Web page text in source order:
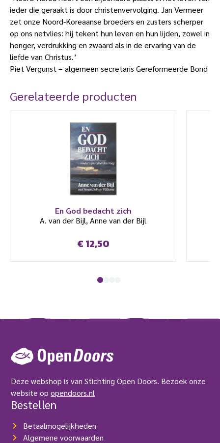
ieder die geraakt is door christenvervolging. Jan Vermeer
zet onze Noord-Koreaanse broeders en zusters scherper
op ons netvlies: hij tekent hun leven en hun lijden, zowel in
honger, verdrukking en zwaard als in de ervaring van de
liefde van Christus.’
Piet Vergunst – algemeen secretaris Gereformeerde Bond
Gerelateerde producten
En God bedacht zich
A. van der Bijl, Anne van der Bijl
€ 12,50
Deze webshop is van Stichting Open Doors. Bezoek onze
website opopendoors.nl
Bestellen
Betaalmogelijkheden
Algemene voorwaarden